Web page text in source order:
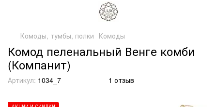
Комоды, тумбы, полки Комоды
Комод пеленальный Венге комби
(Компанит)
Артикул: 1034_7 1 отзыв